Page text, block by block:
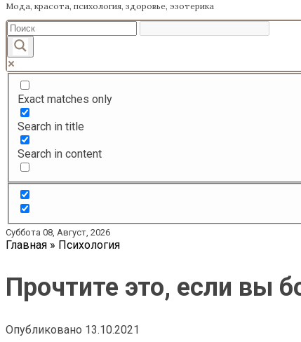
Мода, красота, психология, здоровье, эзотерика
Exact matches only
Search in title
Search in content
Суббота 08, Август, 2026
Главная » Психология
Прочтите это, если вы
Опубликовано 13.10.2021